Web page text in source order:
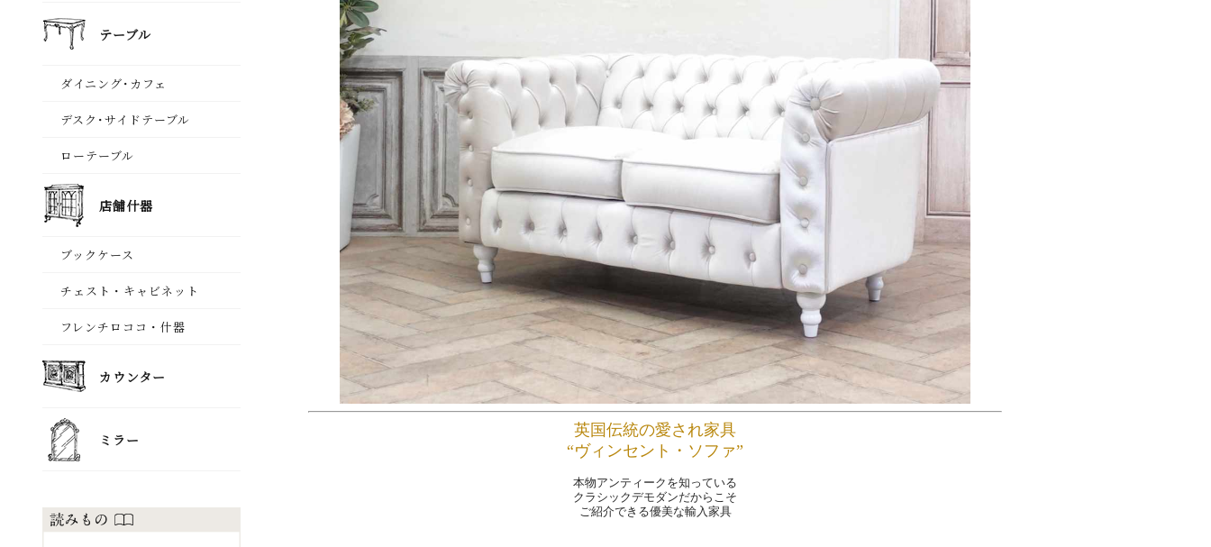
英国伝統の愛され家具
“ヴィンセント・ソファ”
本物アンティークを知っている
クラシックデモダンだからこそ
ご紹介できる優美な輸入家具